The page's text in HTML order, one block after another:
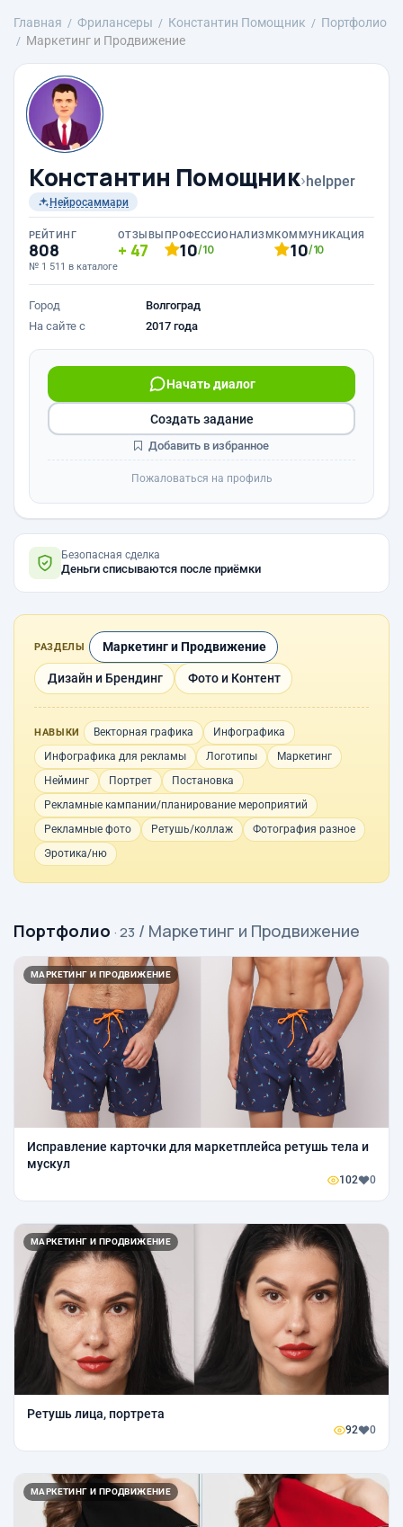
Главная Фрилансеры Константин Помощник
Портфолио
Маркетинг и Продвижение
Константин Помощник›helpper
Нейросаммари
РЕЙТИНГ
808
№ 1 511 в каталоге
ОТЗЫВЫ
47
ПРОФЕССИОНАЛИЗМ
10/10
КОММУНИКАЦИЯ
10/10
Город
Волгоград
На сайте с
2017 года
Начать диалог
Создать задание
Добавить в избранное
Пожаловаться на профиль
Безопасная сделка
Деньги списываются после приёмки
РАЗДЕЛЫ Маркетинг и Продвижение
Дизайн и Брендинг Фото и Контент
НАВЫКИ Векторная графика
Инфографика
Инфографика для рекламы
Логотипы
Маркетинг
Нейминг
Портрет
Постановка
Рекламные кампании/планирование мероприятий
Рекламные фото
Ретушь/коллаж
Фотография разное
Эротика/ню
Портфолио · 23 / Маркетинг и Продвижение
МАРКЕТИНГ И ПРОДВИЖЕНИЕ
Исправление карточки для маркетплейса ретушь тела и
мускул
102 0
МАРКЕТИНГ И ПРОДВИЖЕНИЕ
Ретушь лица, портрета
92 0
МАРКЕТИНГ И ПРОДВИЖЕНИЕ